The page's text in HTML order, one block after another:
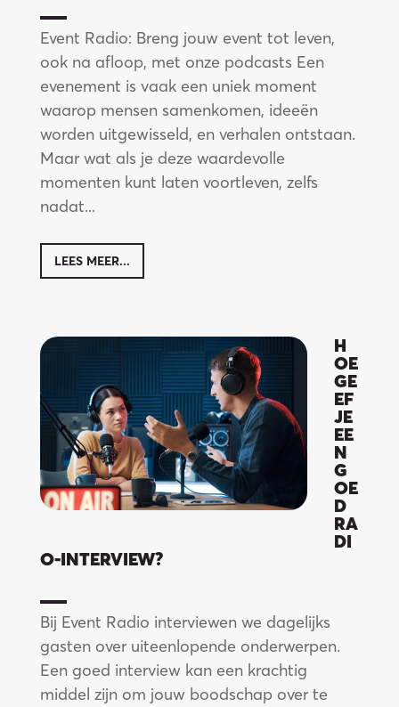
Event Radio: Breng jouw event tot leven,
ook na afloop, met onze podcasts Een
evenement is vaak een uniek moment
waarop mensen samenkomen, ideeën
worden uitgewisseld, en verhalen ontstaan.
Maar wat als je deze waardevolle
momenten kunt laten voortleven, zelfs
nadat...
LEES MEER...
H
OE
GE
EF
JE
EE
N
G
OE
D
RA
DI
O-INTERVIEW?
Bij Event Radio interviewen we dagelijks
gasten over uiteenlopende onderwerpen.
Een goed interview kan een krachtig
middel zijn om jouw boodschap over te